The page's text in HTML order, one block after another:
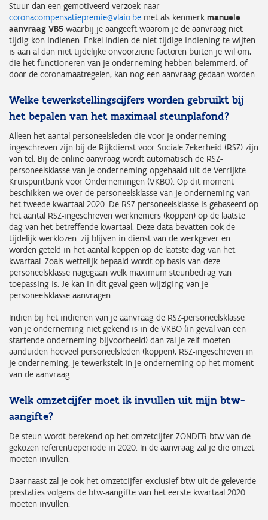
Stuur dan een gemotiveerd verzoek naar
coronacompensatiepremie@vlaio.be met als kenmerk manuele
aanvraag VB5 waarbij je aangeeft waarom je de aanvraag niet
tijdig kon indienen. Enkel indien de niet-tijdige indiening te wijten
is aan al dan niet tijdelijke onvoorziene factoren buiten je wil om,
die het functioneren van je onderneming hebben belemmerd, of
door de coronamaatregelen, kan nog een aanvraag gedaan worden.
Welke tewerkstellingscijfers worden gebruikt bij
het bepalen van het maximaal steunplafond?
Alleen het aantal personeelsleden die voor je onderneming
ingeschreven zijn bij de Rijkdienst voor Sociale Zekerheid (RSZ) zijn
van tel. Bij de online aanvraag wordt automatisch de RSZ-
personeelsklasse van je onderneming opgehaald uit de Verrijkte
Kruispuntbank voor Ondernemingen (VKBO). Op dit moment
beschikken we over de personeelsklasse van je onderneming van
het tweede kwartaal 2020. De RSZ-personeelsklasse is gebaseerd op
het aantal RSZ-ingeschreven werknemers (koppen) op de laatste
dag van het betreffende kwartaal. Deze data bevatten ook de
tijdelijk werklozen: zij blijven in dienst van de werkgever en
worden geteld in het aantal koppen op de laatste dag van het
kwartaal. Zoals wettelijk bepaald wordt op basis van deze
personeelsklasse nagegaan welk maximum steunbedrag van
toepassing is. Je kan in dit geval geen wijziging van je
personeelsklasse aanvragen.
Indien bij het indienen van je aanvraag de RSZ-personeelsklasse
van je onderneming niet gekend is in de VKBO (in geval van een
startende onderneming bijvoorbeeld) dan zal je zelf moeten
aanduiden hoeveel personeelsleden (koppen), RSZ-ingeschreven in
je onderneming, je tewerkstelt in je onderneming op het moment
van de aanvraag.
Welk omzetcijfer moet ik invullen uit mijn btw-
aangifte?
De steun wordt berekend op het omzetcijfer ZONDER btw van de
gekozen referentieperiode in 2020. In de aanvraag zal je die omzet
moeten invullen.
Daarnaast zal je ook het omzetcijfer exclusief btw uit de geleverde
prestaties volgens de btw-aangifte van het eerste kwartaal 2020
moeten invullen.